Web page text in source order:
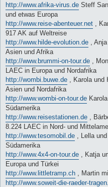
http://www.afrika-virus.de Steff
und etwas Europa
http://www.reise-abenteuer.net ,
917 AK auf Weltreise
http://www.hilde-evolution.de ,
Asien und Afrika
http://www.brummi-on-tour.de ,
LAEC in Europa und Nordafrika
http://wombi.buwe.de , Karola und
Asien und Nordafrika
http://www.wombi-on-tour.de
Südamerika
http://www.reisestationen.de ,
8.224 LAEC in Nord- und
http://www.tesomobil.de , Lella
Südamerika
http://www.4x4-on-tour.de , Katja
Europa und Türkei
http://www.littletramp.ch , Martin
http://www.soweit-die-raeder-